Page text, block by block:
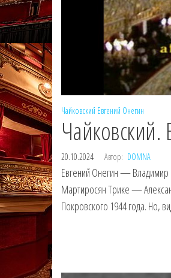
Чайковский Евгений Онегин
Чайковский.
20.10.2024 Автор: DOMNA
Евгений Онегин —
Мартиросян Трике —
Покровского 1944 года. Но,